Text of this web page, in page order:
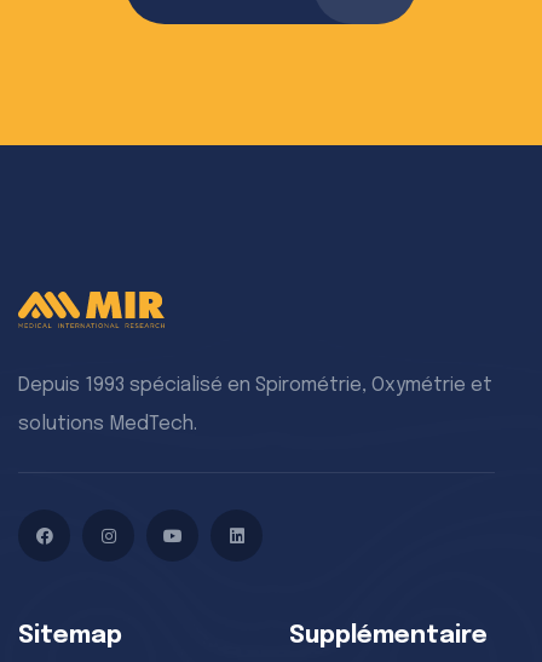
Depuis 1993 spécialisé en Spirométrie, Oxymétrie et
solutions MedTech.
Sitemap Supplémentaire